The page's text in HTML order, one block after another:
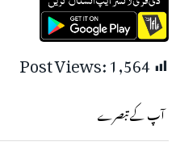
Post Views:1,564
آپ کے تبصرے